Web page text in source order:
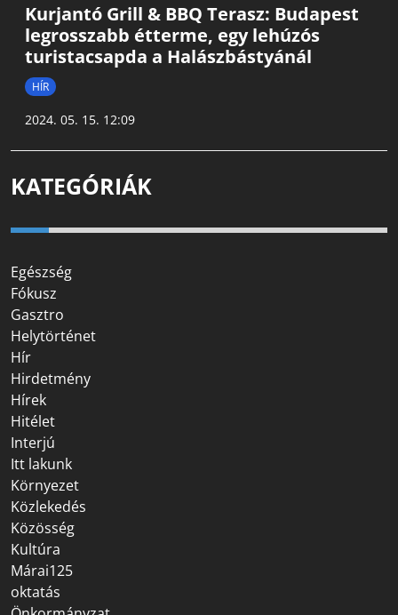
Kurjantó Grill & BBQ Terasz: Budapest
legrosszabb étterme, egy lehúzós
turistacsapda a Halászbástyánál
HÍR
2024. 05. 15. 12:09
KATEGÓRIÁK
Egészség
Fókusz
Gasztro
Helytörténet
Hír
Hirdetmény
Hírek
Hitélet
Interjú
Itt lakunk
Környezet
Közlekedés
Közösség
Kultúra
Márai125
oktatás